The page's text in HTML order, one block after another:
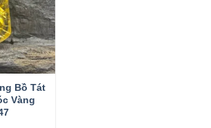
thì nên đeo hình vị PHẬT ĐỘ MỆNH
mình và làm việc tốt kết hợp cùng
bản mệnh để cầu phúc.
gặp sao xấu, năm hạn, năm tuổi sẽ
Bồ Tát
Vàng